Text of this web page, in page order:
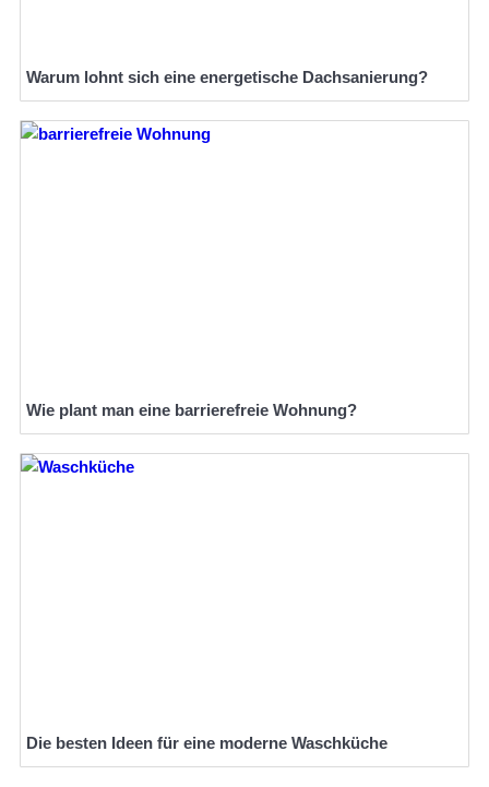
Warum lohnt sich eine energetische Dachsanierung?
Wie plant man eine barrierefreie Wohnung?
Die besten Ideen für eine moderne Waschküche